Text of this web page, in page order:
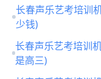
长春声乐艺考培训
少钱)
长春声乐艺考培训
是高三)